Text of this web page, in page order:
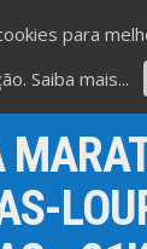
para
Saiba mais...